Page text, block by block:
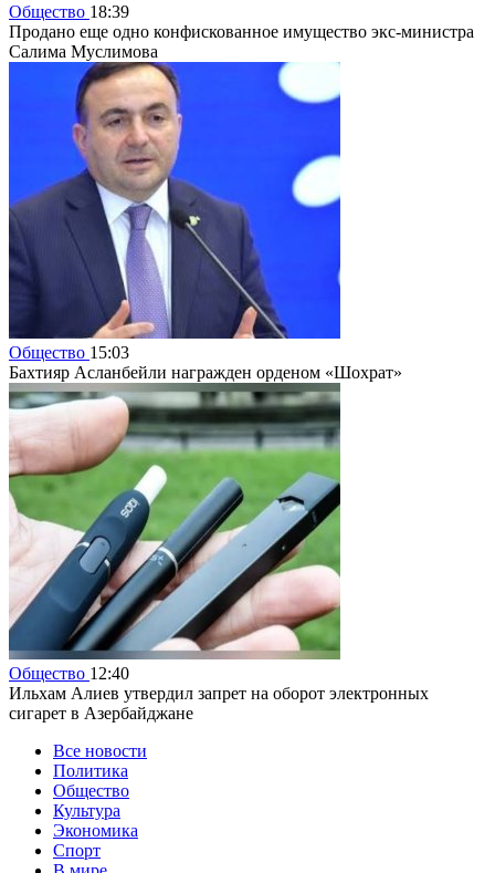
Общество 18:39
Продано еще одно конфискованное имущество экс-министра
Салима Муслимова
Общество 15:03
Бахтияр Асланбейли награжден орденом «Шохрат»
Общество 12:40
Ильхам Алиев утвердил запрет на оборот электронных
сигарет в Азербайджане
Все новости
Политика
Общество
Культура
Экономика
Спорт